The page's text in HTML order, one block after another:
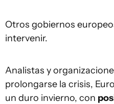
Otros gobiernos
intervenir.
Analistas y
prolongarse la crisis,
un duro invierno, con